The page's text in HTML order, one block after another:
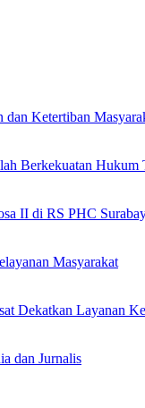
dan Ketertiban
Berkekuatan Hukum
II di RS PHC
Masyarakat
Dekatkan Layanan
dan Jurnalis